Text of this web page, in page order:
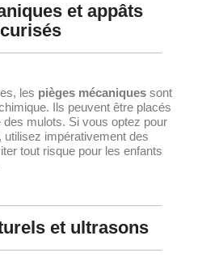
et appâts
les pièges mécaniques sont
Ils peuvent être placés
mulots. Si vous optez pour
, utilisez impérativement des
tout risque pour les enfants
et ultrasons